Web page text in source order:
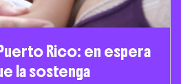
Rico: en espera
la sostenga